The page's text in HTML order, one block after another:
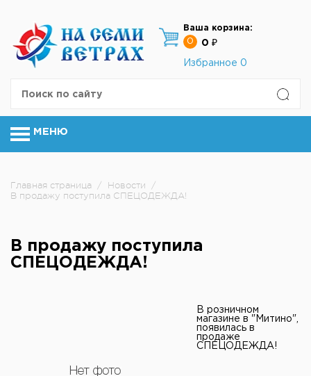
Ваша корзина:
0
0 ₽
Избранное 0
МЕНЮ
Главная страница / Новости
/
В продажу поступила СПЕЦОДЕЖДА!
В продажу поступила
СПЕЦОДЕЖДА!
В розничном
магазине в "Митино",
появилась в
продаже
СПЕЦОДЕЖДА!